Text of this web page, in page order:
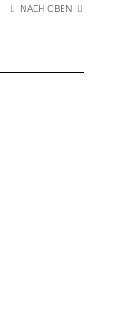
NACH OBEN